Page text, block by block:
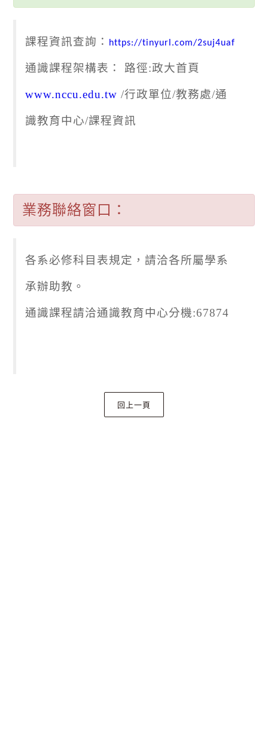
課程資訊查詢： https://tinyurl.com/2suj4uaf
通識課程架構表： 路徑:政大首頁
www.nccu.edu.tw /行政單位/教務處/通
識教育中心/課程資訊
業務聯絡窗口：
各系必修科目表規定，請洽各所屬學系
承辦助教。
通識課程請洽通識教育中心分機:67874